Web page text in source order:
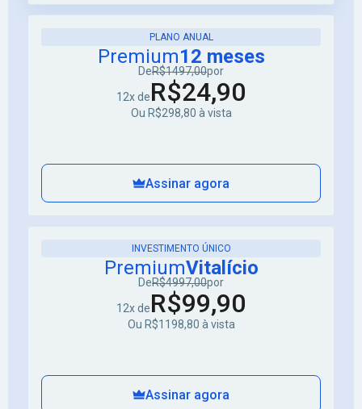
PLANO ANUAL
Premium12 meses
DeR$1497,00por
12x deR$24,90
Ou R$298,80 à vista
Assinar agora
INVESTIMENTO ÚNICO
PremiumVitalício
DeR$4997,00por
12x deR$99,90
Ou R$1198,80 à vista
Assinar agora